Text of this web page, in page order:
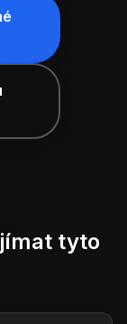
tyto